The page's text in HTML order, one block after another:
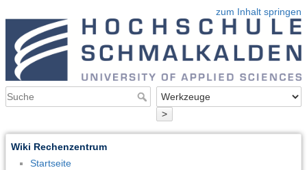
zum Inhalt springen
>
Wiki Rechenzentrum
Startseite